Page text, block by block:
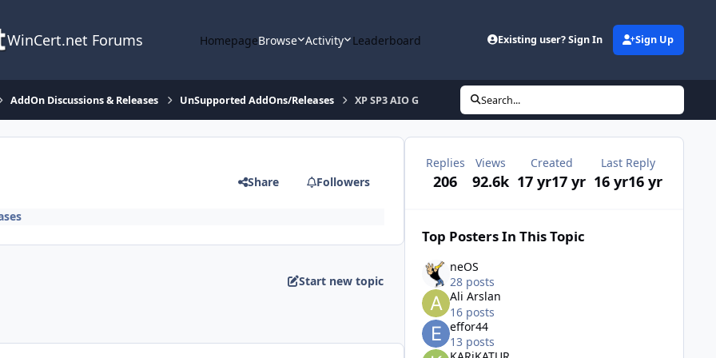
WinCert.net Forums HomepageBrowse Activity Leaderboard Existing user? Sign In Sign Up
AddOn Discussions & Releases UnSupported AddOns/Releases XP SP3 AIO G Search...
Share Followers
Start new topic
Replies
206
Views
92.6k
Created
17 yr17 yr
Last Reply
16 yr16 yr
Top Posters In This Topic
neOS
28 posts
Ali Arslan
16 posts
effor44
13 posts